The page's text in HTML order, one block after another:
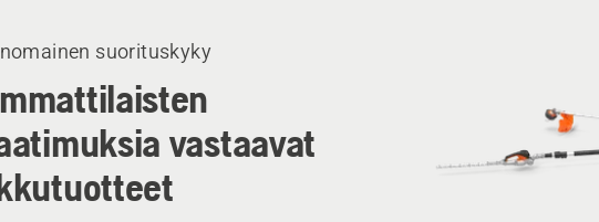
suorituskyky
vastaavat